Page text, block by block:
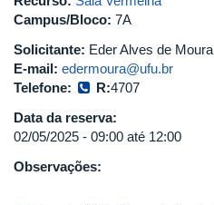
Campus/Bloco: 7A
Solicitante: Eder Alves de Moura
E-mail: edermoura@ufu.br
Telefone:
R:4707
Data da reserva:
02/05/2025 - 09:00 até 12:00
Observações: